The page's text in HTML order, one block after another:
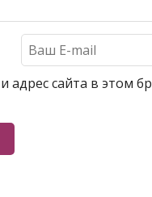
адрес сайта в этом